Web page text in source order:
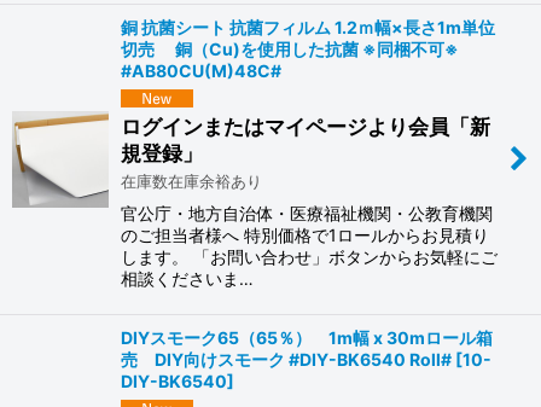
銅 抗菌シート 抗菌フィルム 1.2ｍ幅×長さ1m単位
切売 銅（Cu)を使用した抗菌 ※同梱不可※
#AB80CU(M)48C#
ログインまたはマイページより会員「新
規登録」
在庫数在庫余裕あり
官公庁・地方自治体・医療福祉機関・公教育機関
のご担当者様へ 特別価格で1ロールからお見積り
します。 「お問い合わせ」ボタンからお気軽にご
相談くださいま…
DIYスモーク65（65％） 1m幅 x 30mロール箱
売 DIY向けスモーク #DIY-BK6540 Roll# [10-
DIY-BK6540]